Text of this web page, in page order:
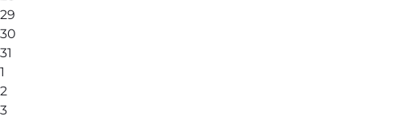
29
30
31
1
2
3